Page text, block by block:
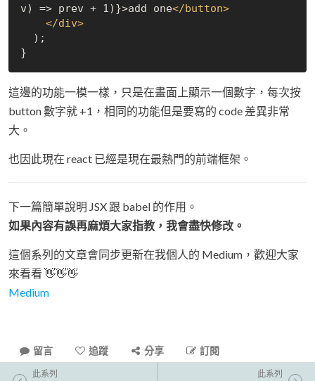
v) => prev + 1)}>add one</button>
</div>
這邊的功能一模一樣，只是在畫面上顯示一個數字，每次按
button 數字就 +1，相同的功能但是要寫的 code 差異非常
大。
也因此現在 react 已經是現在最熱門的前端框架。
下一篇簡單說明 JSX 跟 babel 的作用。
如果內容有誤再麻煩大家指教，我會盡快修改。
這個系列的文章會同步更新在我個人的 Medium，歡迎大家
來看看 👋👋👋
Medium
留言 追蹤 分享 訂閱
此系列 此系列